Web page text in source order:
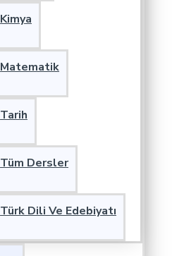
Kimya
Matematik
Tarih
Tüm Dersler
Türk Dili Ve Edebiyatı